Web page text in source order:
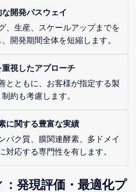
開発パスウェイ
、生産、スケールアップまでを
開発期間全体を短縮します。
重視したアプローチ
とともに、お客様が指定する製
約も考慮します。
に関する豊富な実績
パク質、膜関連酵素、多ドメイ
対応する専門性を有します。
発現評価・最適化プ